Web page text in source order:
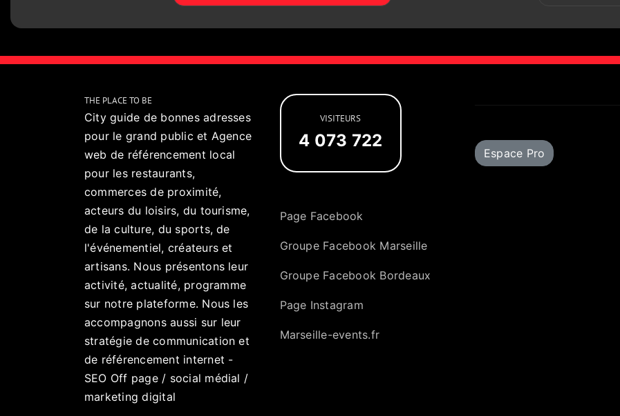
THE PLACE TO BE
City guide de bonnes adresses
pour le grand public et Agence
web de référencement local
pour les restaurants,
commerces de proximité,
acteurs du loisirs, du tourisme,
de la culture, du sports, de
l'événementiel, créateurs et
artisans. Nous présentons leur
activité, actualité, programme
sur notre plateforme. Nous les
accompagnons aussi sur leur
stratégie de communication et
de référencement internet -
SEO Off page / social médial /
marketing digital
VISITEURS
4 073 722
Page Facebook
Groupe Facebook Marseille
Groupe Facebook Bordeaux
Page Instagram
Marseille-events.fr
Espace Pro